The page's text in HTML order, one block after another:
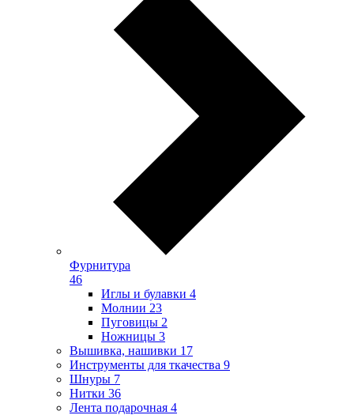
Фурнитура
46
Иглы и булавки 4
Молнии 23
Пуговицы 2
Ножницы 3
Вышивка, нашивки 17
Инструменты для ткачества 9
Шнуры 7
Нитки 36
Лента подарочная 4